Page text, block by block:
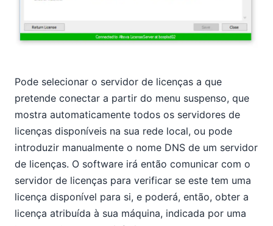
Pode selecionar o servidor de licenças a que
pretende conectar a partir do menu suspenso, que
mostra automaticamente todos os servidores de
licenças disponíveis na sua rede local, ou pode
introduzir manualmente o nome DNS de um servidor
de licenças. O software irá então comunicar com o
servidor de licenças para verificar se este tem uma
licença disponível para si, e poderá, então, obter a
licença atribuída à sua máquina, indicada por uma